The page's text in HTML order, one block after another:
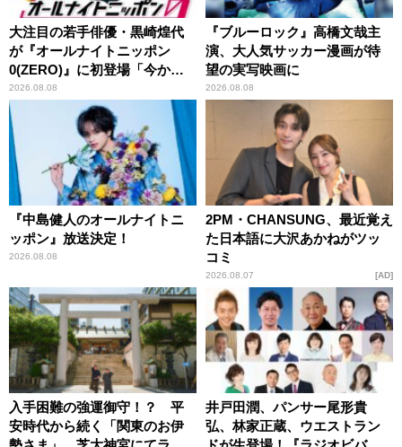
大注目の若手俳優・黒崎煌代
が『オールナイトニッポン
0(ZERO)』に初登場「今から
とてもワクワクしておりま
す！」
2026.08.08
『ブルーロック』高橋文哉主
演、大人気サッカー漫画が待
望の実写映画に
2026.08.08
『中島健人のオールナイトニ
ッポン』放送決定！
2026.08.08
2PM・CHANSUNG、最近覚え
た日本語に大沢あかねがツッ
コミ
2026.08.07 AD
入手困難の強運御守！？ 平
安時代から続く「関東のお伊
井戸田潤、パンサー尾形貴
弘、林家正蔵、ウエストラン